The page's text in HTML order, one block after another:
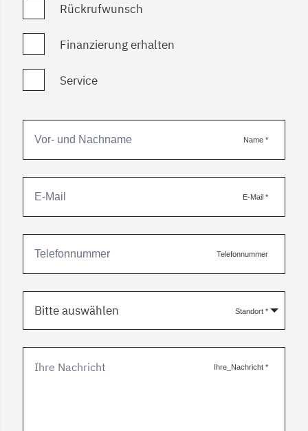
Rückrufwunsch
Finanzierung erhalten
Service
Name *
E-Mail *
Telefonnummer
Standort *
Bitte auswählen
Ihre_Nachricht *